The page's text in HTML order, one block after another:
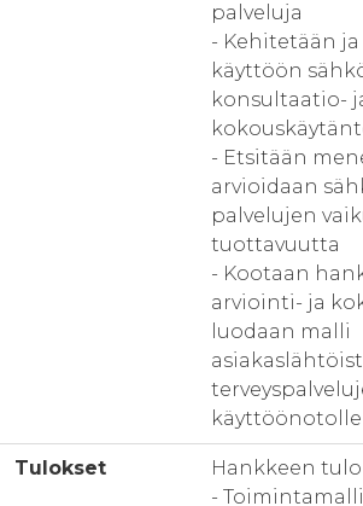
palveluja
- Kehitetään
käyttöön
konsultaatio-
- Etsitään
arvioidaan
palvelujen
tuottavuutta
- Kootaan
arviointi- ja
luodaan malli
käyttöönotolle
Tulokset
Hankkeen
-